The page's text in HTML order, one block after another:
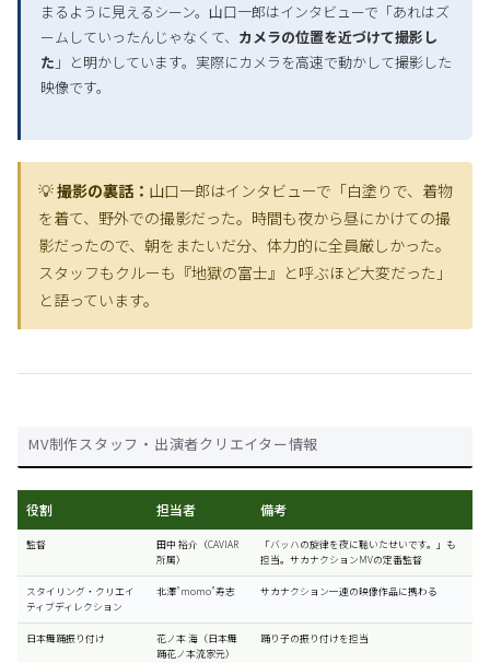
まるように見えるシーン。山口一郎はインタビューで「あれはズ
ームしていったんじゃなくて、 カメラの位置を近づけて撮影し
た 」と明かしています。実際にカメラを高速で動かして撮影した
映像です。
💡撮影の裏話： 山口一郎はインタビューで「白塗りで、着物
を着て、野外での撮影だった。時間も夜から昼にかけての撮
影だったので、朝をまたいだ分、体力的に全員厳しかった。
スタッフもクルーも『地獄の富士』と呼ぶほど大変だった」
と語っています。
MV制作スタッフ・出演者クリエイター情報
役割 担当者 備考
監督
田中 裕介（CAVIAR
所属）
「バッハの旋律を夜に聴いたせいです。」も
担当。サカナクションMVの定番監督
スタイリング・クリエイ
ティブディレクション
北澤”momo”寿志 サカナクション一連の映像作品に携わる
日本舞踊振り付け
花ノ本 海（日本舞
踊花ノ本流家元）
踊り子の振り付けを担当